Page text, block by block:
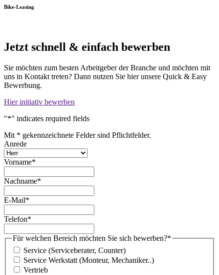
Bike-Leasing
Jetzt schnell & einfach bewerben
Sie möchten zum besten Arbeitgeber der Branche und möchten mit
uns in Kontakt treten? Dann nutzen Sie hier unsere Quick & Easy
Bewerbung.
Hier initiativ bewerben
"*" indicates required fields
Mit * gekennzeichnete Felder sind Pflichtfelder.
Anrede
Vorname*
Nachname*
E-Mail*
Telefon*
Für welchen Bereich möchten Sie sich bewerben?*
Service (Serviceberater, Counter)
Service Werkstatt (Monteur, Mechaniker..)
Vertrieb